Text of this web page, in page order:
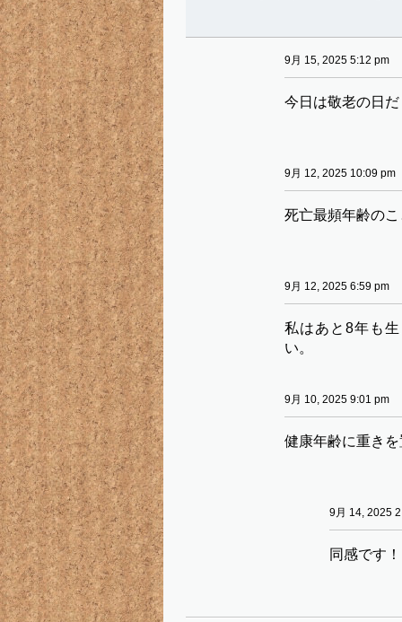
9月 15, 2025 5:12 pm
今日は敬老の日だ
9月 12, 2025 10:09 pm
死亡最頻年齢の
9月 12, 2025 6:59 pm
私はあと8年も
い。
9月 10, 2025 9:01 pm
健康年齢に重き
9月 14, 2025
同感です！